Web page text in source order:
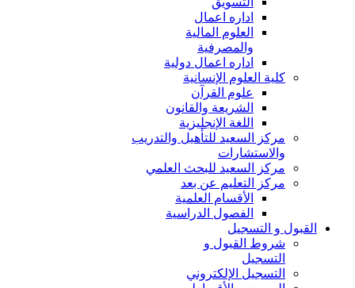
اداره اعمال
العلوم المالية
والمصرفية
اداره اعمال دولية
كلية العلوم الإنسانية
علوم القرآن
الشريعة والقانون
اللغة الإنجليزية
مركز السعيد للتأهيل والتدريب
والاستشارات
مركز السعيد للبحث العلمي
مركز التعليم عن بعد
الأقسام العلمية
الفصول الدراسية
القبول و التسجيل
شروط القبول و
التسجيل
التسجيل الإلكتروني